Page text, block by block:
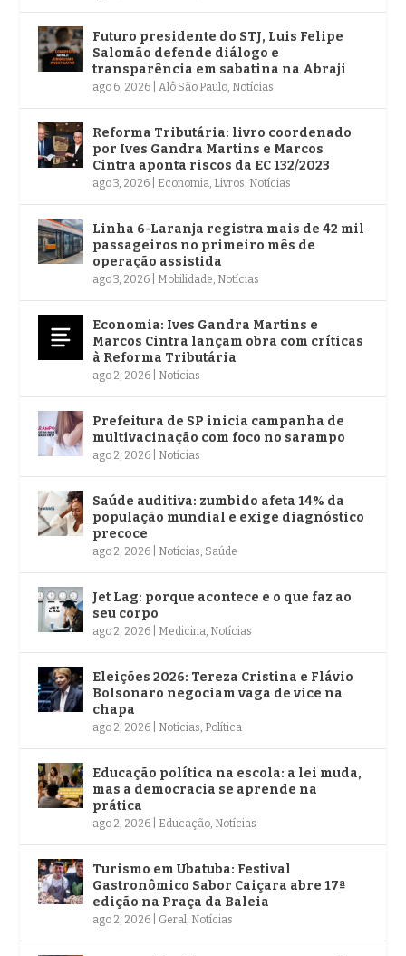
Futuro presidente do STJ, Luis Felipe
Salomão defende diálogo e
transparência em sabatina na Abraji
ago 6, 2026 Alô São Paulo Notícias
Reforma Tributária: livro coordenado
por Ives Gandra Martins e Marcos
Cintra aponta riscos da EC 132/2023
ago 3, 2026 Economia Livros Notícias
Linha 6-Laranja registra mais de 42 mil
passageiros no primeiro mês de
operação assistida
ago 3, 2026 Mobilidade Notícias
Economia: Ives Gandra Martins e
Marcos Cintra lançam obra com críticas
à Reforma Tributária
ago 2, 2026 Notícias
Prefeitura de SP inicia campanha de
multivacinação com foco no sarampo
ago 2, 2026 Notícias
Saúde auditiva: zumbido afeta 14% da
população mundial e exige diagnóstico
precoce
ago 2, 2026 Notícias Saúde
Jet Lag: porque acontece e o que faz ao
seu corpo
ago 2, 2026 Medicina Notícias
Eleições 2026: Tereza Cristina e Flávio
Bolsonaro negociam vaga de vice na
chapa
ago 2, 2026 Notícias Política
Educação política na escola: a lei muda,
mas a democracia se aprende na
prática
ago 2, 2026 Educação Notícias
Turismo em Ubatuba: Festival
Gastronômico Sabor Caiçara abre 17ª
edição na Praça da Baleia
ago 2, 2026 Geral Notícias